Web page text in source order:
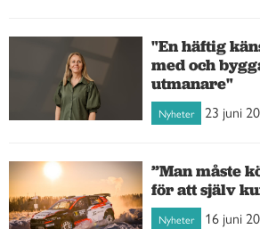
"En häftig
med och
utmanare"
Nyheter 23 juni
”Man måste
för att själv
Nyheter 16 juni